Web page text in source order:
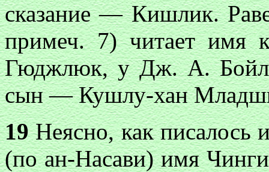
сказание — Кишлик.
примеч. 7) читает имя
Гюджлюк, у Дж. А.
сын — Кушлу-хан
19Неясно, как писалось
(по ан-Насави) имя